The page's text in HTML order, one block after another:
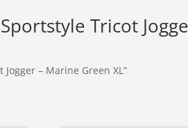
Tricot
– Marine Green XL”